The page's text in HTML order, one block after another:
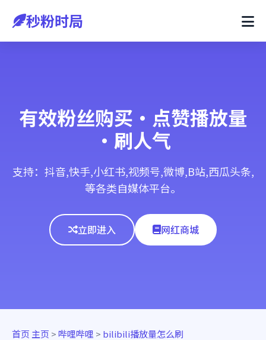
秒粉时局
有效粉丝购买·点赞播放量
·刷人气
支持：抖音,快手,小红书,视频号,微博,B站,西瓜头条,
等各类自媒体平台。
立即进入 网红商城
首页 主页 >哔哩哔哩 > bilibili播放量怎么刷